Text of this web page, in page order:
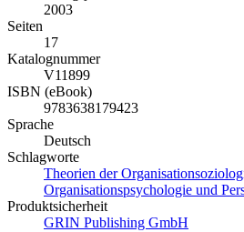
2003
Seiten
17
Katalognummer
V11899
ISBN (eBook)
9783638179423
Sprache
Deutsch
Schlagworte
Theorien der
Organisationspsychologie und
Produktsicherheit
GRIN Publishing GmbH